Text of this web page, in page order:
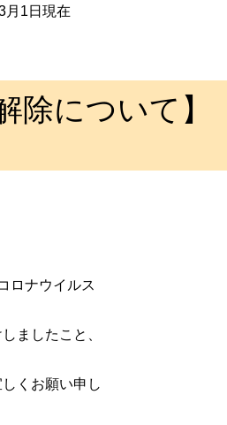
月1日現在
除について】
ロナウイルス
ましたこと、
くお願い申し